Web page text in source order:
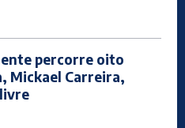
percorre oito
Mickael Carreira,